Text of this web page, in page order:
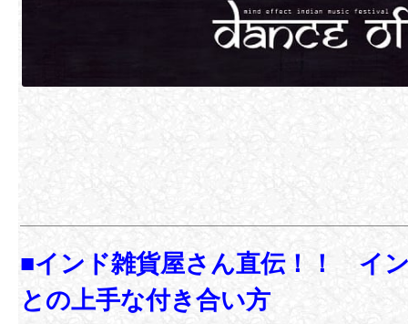
■インド雑貨屋さん直伝！！ イ
との上手な付き合い方